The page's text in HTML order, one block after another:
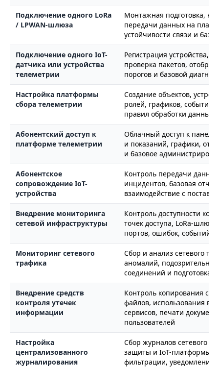
Подключение одного LoRa
/ LPWAN-шлюза
Монтажная подготовка,
передачи данных на
устойчивости связи и
Подключение одного IoT-
датчика или устройства
телеметрии
Регистрация устройства,
проверка пакетов,
порогов и базовой
Настройка платформы
сбора телеметрии
Создание объектов,
ролей, графиков, событий,
правил обработки данных
Абонентский доступ к
платформе телеметрии
Облачный доступ к
и показаний, графики,
и базовое
Абонентское
сопровождение IoT-
устройства
Контроль передачи
инцидентов, базовая
взаимодействие с
Внедрение мониторинга
сетевой инфраструктуры
Контроль доступности
точек доступа, LoRa-
портов, ошибок, событий
Мониторинг сетевого
трафика
Сбор и анализ сетевого
аномалий,
соединений и подготовка
Внедрение средств
контроля утечек
информации
Контроль копирования
файлов, использования
сервисов, печати
пользователей
Настройка
централизованного
журналирования
Сбор журналов сетевого
защиты и IoT-платформы,
фильтрации, уведомлений